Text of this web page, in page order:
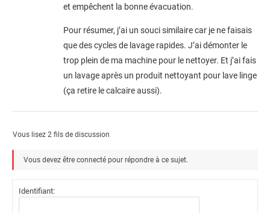
et empêchent la bonne évacuation.
Pour résumer, j’ai un souci similaire car je ne faisais
que des cycles de lavage rapides. J’ai démonter le
trop plein de ma machine pour le nettoyer. Et j’ai fais
un lavage après un produit nettoyant pour lave linge
(ça retire le calcaire aussi).
Vous lisez 2 fils de discussion
Vous devez être connecté pour répondre à ce sujet.
Identifiant: